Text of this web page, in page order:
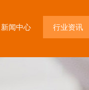
新闻中心 行业资讯